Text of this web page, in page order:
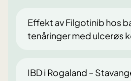
Effekt av Filgotinib hos
tenåringer med ulcerøs
IBD i Rogaland –